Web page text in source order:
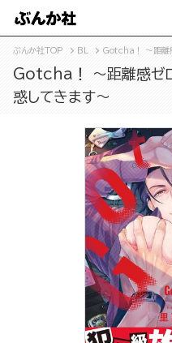
ぶんか社TOP BL Gotcha！ ～距離
Gotcha！ ～距離感ゼ
惑してきます～